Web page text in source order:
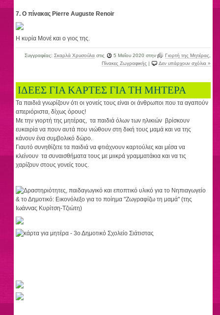
7. Ο πίνακας Pierre Auguste Renoir
Η κυρία Μονέ και ο γιος της.
Συγγραφέας: Σκαρλά Χρυσούλαστις 5 Μαΐου 2020στην Γιορτή της Μητέρας
Πίνακες Ζωγραφικής | Δεν υπάρχουν σχόλια »
ΙΔΕΕΣ ΓΙΑ ΚΑΡΤΕΣ ΓΙΑ ΤΗ ΜΗΤΕΡΑ
Τα παιδιά γνωρίζουν ότι οι γονείς τους είναι οι άνθρωποι που τα αγαπούν
απεριόριστα, δίχως όρους!
Με την γιορτή της μητέρας, τα παιδιά όλων των ηλικιών βρίσκουν
ευκαιρία να πουν αυτά που νιώθουν στη δική τους μαμά και να της
κάνουν ένα συμβολικό δώρο.
Γιαυτό συνηθίζετε τα παιδιά να φτιάχνουν καρτούλες και μέσα να
κλείνουν τα συναισθήματα τους με μιικρά γραμματάκια και να τις
χαρίζουν στους γονείς τους.